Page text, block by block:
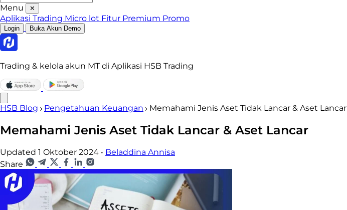
Menu ✕
Aplikasi Trading Micro lot Fitur Premium Promo
Login Buka Akun Demo
Trading & kelola akun MT di Aplikasi HSB Trading
HSB Blog Pengetahuan Keuangan Memahami Jenis Aset Tidak Lancar & Aset Lancar
Memahami Jenis Aset Tidak Lancar & Aset Lancar
Updated 1 Oktober 2024 • Beladdina Annisa
Share